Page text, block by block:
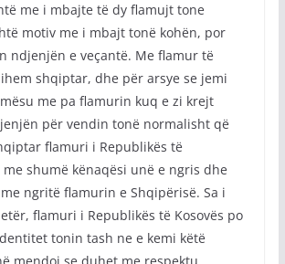
me i mbajte të dy flamujt tone
motiv me i mbajt tonë kohën, por
ndjenjën e veçantë. Me flamur të
shqiptar, dhe për arsye se jemi
me pa flamurin kuq e zi krejt
për vendin tonë normalisht që
flamuri i Republikës të
shumë kënaqësi unë e ngris dhe
ngritë flamurin e Shqipërisë. Sa i
flamuri i Republikës të Kosovës po
tonin tash ne e kemi këtë